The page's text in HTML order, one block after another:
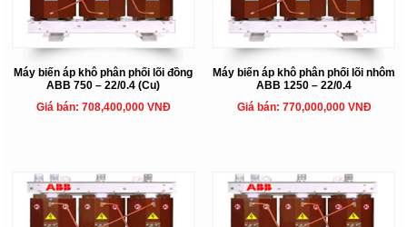
Máy biến áp khô phân phối lõi đồng
ABB 750 – 22/0.4 (Cu)
Giá bán: 708,400,000 VNĐ
Máy biến áp khô phân phối lõi nhôm
ABB 1250 – 22/0.4
Giá bán: 770,000,000 VNĐ